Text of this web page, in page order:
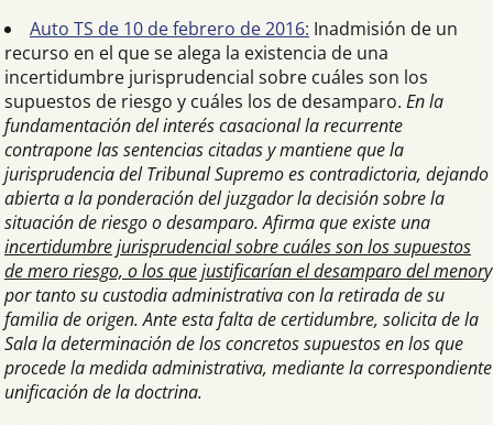
Auto TS de 10 de febrero de 2016: Inadmisión de un
recurso en el que se alega la existencia de una
incertidumbre jurisprudencial sobre cuáles son los
supuestos de riesgo y cuáles los de desamparo. En la
fundamentación del interés casacional la recurrente
contrapone las sentencias citadas y mantiene que la
jurisprudencia del Tribunal Supremo es contradictoria, dejando
abierta a la ponderación del juzgador la decisión sobre la
situación de riesgo o desamparo. Afirma que existe una
incertidumbre jurisprudencial sobre cuáles son los supuestos
de mero riesgo, o los que justificarían el desamparo del menory
por tanto su custodia administrativa con la retirada de su
familia de origen. Ante esta falta de certidumbre, solicita de la
Sala la determinación de los concretos supuestos en los que
procede la medida administrativa, mediante la correspondiente
unificación de la doctrina.